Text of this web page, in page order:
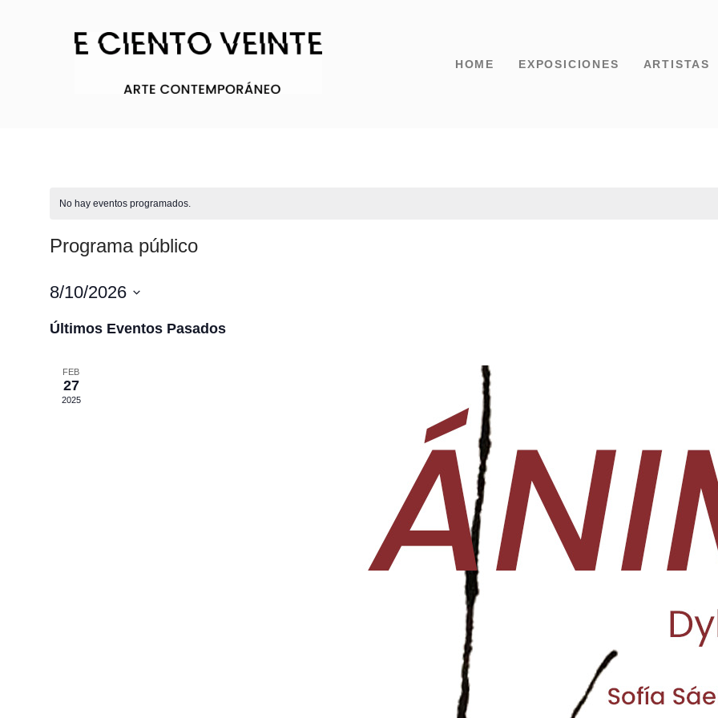
HOME EXPOSICIONES ARTISTAS
No hay eventos programados.
Programa público
8/10/2026
fecha.
Últimos Eventos Pasados
FEB
27
2025